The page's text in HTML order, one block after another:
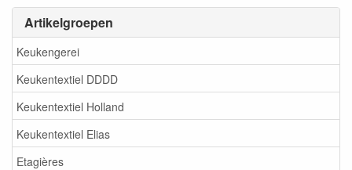
Artikelgroepen
Keukengerei
Keukentextiel DDDD
Keukentextiel Holland
Keukentextiel Elias
Etagières